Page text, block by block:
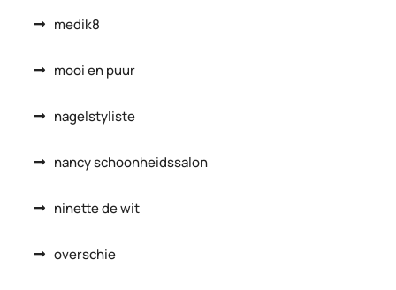
medik8
mooi en puur
nagelstyliste
nancy schoonheidssalon
ninette de wit
overschie